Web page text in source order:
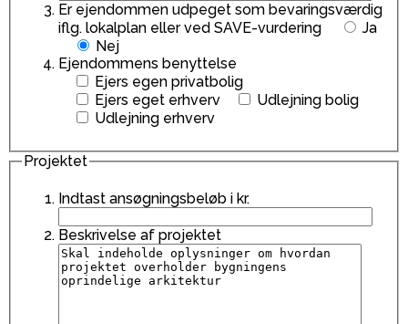
Er ejendommen udpeget som bevaringsværdig
iflg. lokalplan eller ved SAVE-vurdering
Ja
Nej
Ejendommens benyttelse
Ejers egen privatbolig
Ejers eget erhverv
Udlejning bolig
Udlejning erhverv
Projektet
Indtast ansøgningsbeløb i kr.
Beskrivelse af projektet